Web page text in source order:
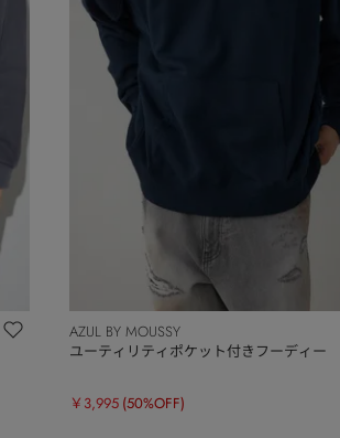
AZUL BY MOUSSY
ユーティリティポケット付きフーディー
￥3,995 (50%OFF)